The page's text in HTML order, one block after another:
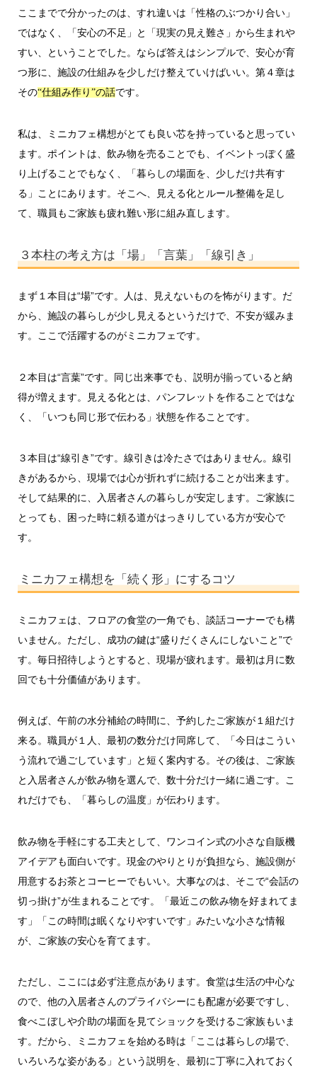
ここまでで分かったのは、すれ違いは「性格のぶつかり合い」
ではなく、「安心の不足」と「現実の見え難さ」から生まれや
すい、ということでした。ならば答えはシンプルで、安心が育
つ形に、施設の仕組みを少しだけ整えていけばいい。第４章は
その“仕組み作り”の話です。
私は、ミニカフェ構想がとても良い芯を持っていると思ってい
ます。ポイントは、飲み物を売ることでも、イベントっぽく盛
り上げることでもなく、「暮らしの場面を、少しだけ共有す
る」ことにあります。そこへ、見える化とルール整備を足し
て、職員もご家族も疲れ難い形に組み直します。
３本柱の考え方は「場」「言葉」「線引き」
まず１本目は“場”です。人は、見えないものを怖がります。だ
から、施設の暮らしが少し見えるというだけで、不安が緩みま
す。ここで活躍するのがミニカフェです。
２本目は“言葉”です。同じ出来事でも、説明が揃っていると納
得が増えます。見える化とは、パンフレットを作ることではな
く、「いつも同じ形で伝わる」状態を作ることです。
３本目は“線引き”です。線引きは冷たさではありません。線引
きがあるから、現場では心が折れずに続けることが出来ます。
そして結果的に、入居者さんの暮らしが安定します。ご家族に
とっても、困った時に頼る道がはっきりしている方が安心で
す。
ミニカフェ構想を「続く形」にするコツ
ミニカフェは、フロアの食堂の一角でも、談話コーナーでも構
いません。ただし、成功の鍵は“盛りだくさんにしないこと”で
す。毎日招待しようとすると、現場が疲れます。最初は月に数
回でも十分価値があります。
例えば、午前の水分補給の時間に、予約したご家族が１組だけ
来る。職員が１人、最初の数分だけ同席して、「今日はこうい
う流れで過ごしています」と短く案内する。その後は、ご家族
と入居者さんが飲み物を選んで、数十分だけ一緒に過ごす。こ
れだけでも、「暮らしの温度」が伝わります。
飲み物を手軽にする工夫として、ワンコイン式の小さな自販機
アイデアも面白いです。現金のやりとりが負担なら、施設側が
用意するお茶とコーヒーでもいい。大事なのは、そこで“会話の
切っ掛け”が生まれることです。「最近この飲み物を好まれてま
す」「この時間は眠くなりやすいです」みたいな小さな情報
が、ご家族の安心を育てます。
ただし、ここには必ず注意点があります。食堂は生活の中心な
ので、他の入居者さんのプライバシーにも配慮が必要ですし、
食べこぼしや介助の場面を見てショックを受けるご家族もいま
す。だから、ミニカフェを始める時は「ここは暮らしの場で、
いろいろな姿がある」という説明を、最初に丁寧に入れておく